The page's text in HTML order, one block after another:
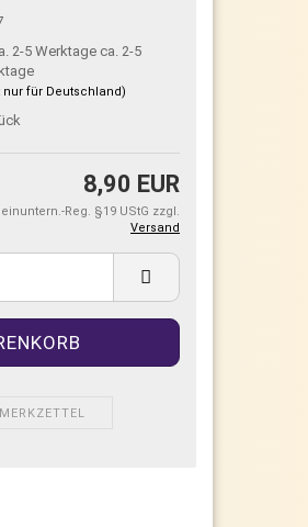
ca. 2-5
nur für Deutschland)
8,90 EUR
Reg. §19 UStG zzgl.
Versand